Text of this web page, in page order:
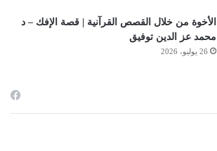
الأخوة من خلال القصص القرآنية | قصة الإفك – د
محمد عز الدين توفيق
26 يوليو، 2026